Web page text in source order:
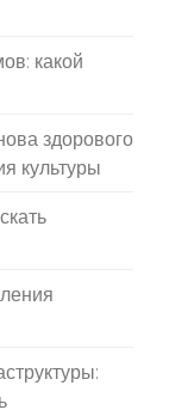
какой
здорового
культуры